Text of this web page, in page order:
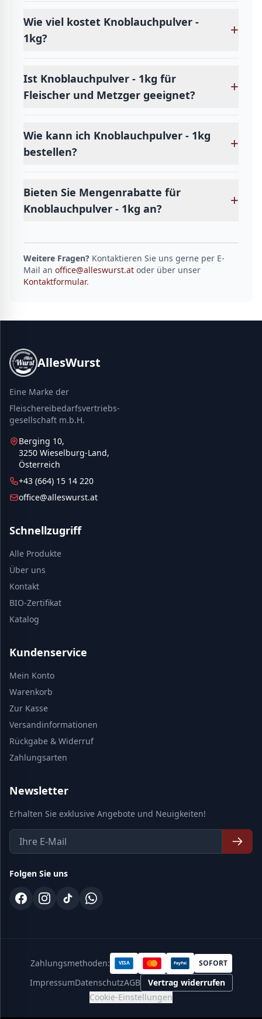
Wie viel kostet Knoblauchpulver -
1kg?
+
Ist Knoblauchpulver - 1kg für
Fleischer und Metzger geeignet?
+
Wie kann ich Knoblauchpulver - 1kg
bestellen?
+
Bieten Sie Mengenrabatte für
Knoblauchpulver - 1kg an?
+
Weitere Fragen? Kontaktieren Sie uns gerne per E-
Mail an office@alleswurst.at oder über unser
Kontaktformular.
AllesWurst
Eine Marke der
Fleischereibedarfsvertriebs-
gesellschaft m.b.H.
Berging 10,
3250 Wieselburg-Land,
Österreich
+43 (664) 15 14 220
office@alleswurst.at
Schnellzugriff
Alle Produkte
Über uns
Kontakt
BIO-Zertifikat
Katalog
Kundenservice
Mein Konto
Warenkorb
Zur Kasse
Versandinformationen
Rückgabe & Widerruf
Zahlungsarten
Newsletter
Erhalten Sie exklusive Angebote und Neuigkeiten!
Folgen Sie uns
Zahlungsmethoden: VISA PayPal SOFORT
ImpressumDatenschutzAGB
Vertrag widerrufen
Cookie-Einstellungen